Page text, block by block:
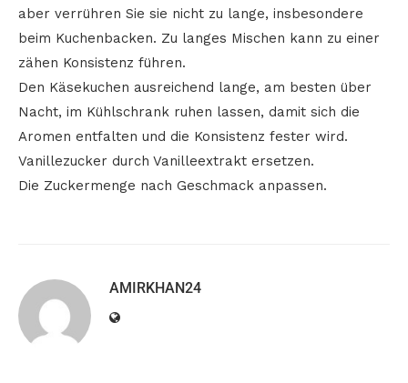
aber verrühren Sie sie nicht zu lange, insbesondere
beim Kuchenbacken. Zu langes Mischen kann zu einer
zähen Konsistenz führen.
Den Käsekuchen ausreichend lange, am besten über
Nacht, im Kühlschrank ruhen lassen, damit sich die
Aromen entfalten und die Konsistenz fester wird.
Vanillezucker durch Vanilleextrakt ersetzen.
Die Zuckermenge nach Geschmack anpassen.
AMIRKHAN24